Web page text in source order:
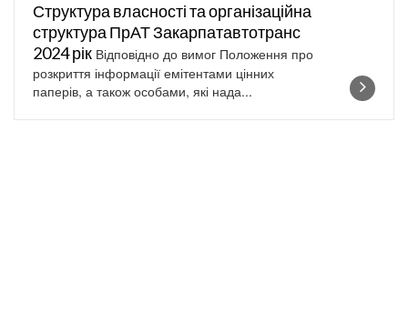
Структура власності та організаційна
структура ПрАТ Закарпатавтотранс
2024 рік Відповідно до вимог Положення про
розкриття інформації емітентами цінних
паперів, а також особами, які нада...